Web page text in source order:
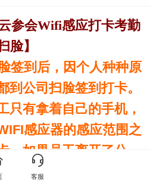
参会Wifi感应打卡考勤
脸】
签到后，因个人种种原
到公司扫脸签到打卡。
只有拿着自己的手机，
感应器的感应范围之
。如果员工离开了公
内，是不能进行扫脸打
客服